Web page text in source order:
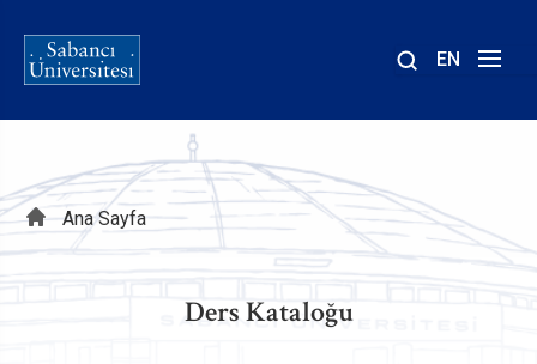
EN
Sayfa
yolu
Ana Sayfa
Ders Kataloğu